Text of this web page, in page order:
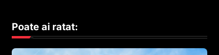
Poate ai ratat: